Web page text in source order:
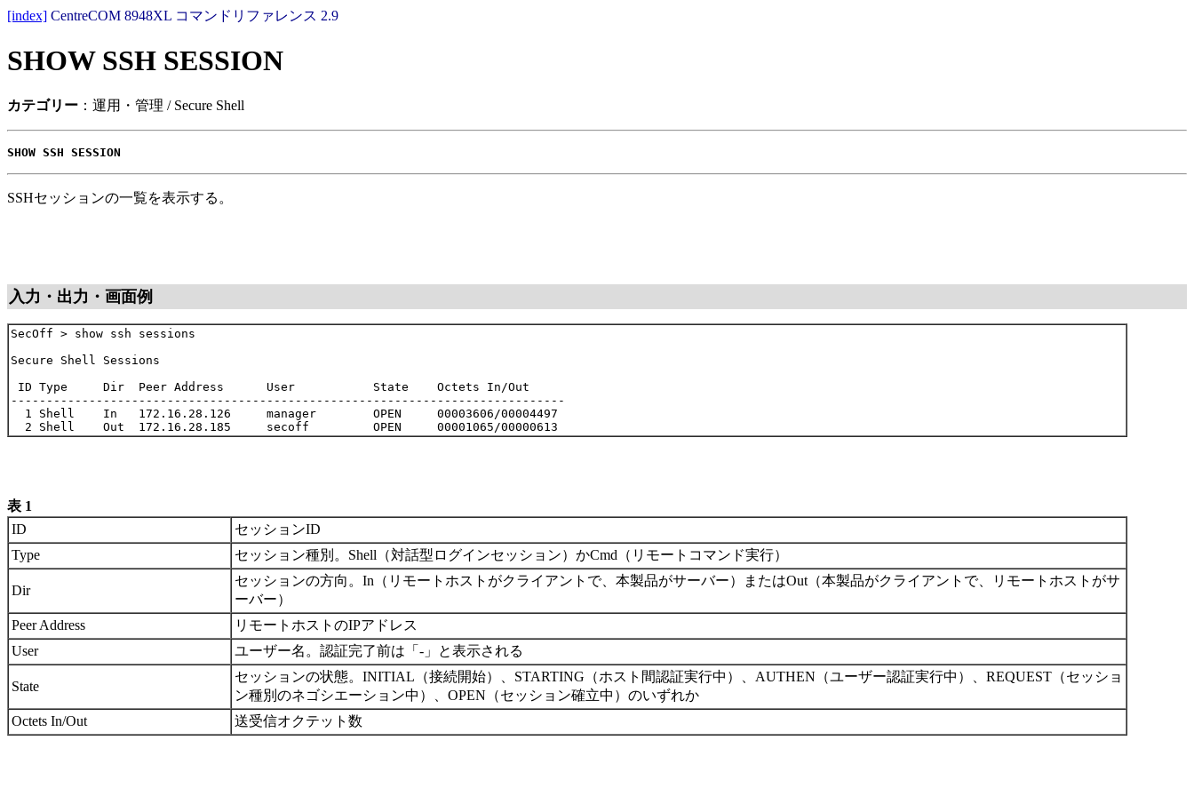
[index] CentreCOM 8948XL コマンドリファレンス 2.9
SHOW SSH SESSION
カテゴリー ：運用・管理 / Secure Shell
SHOW SSH SESSION
SSHセッションの一覧を表示する。
入力・出力・画面例
SecOff > show ssh sessions
Secure Shell Sessions
ID Type     Dir  Peer Address      User           State    Octets In/Out
------------------------------------------------------------------------------
  1 Shell    In   172.16.28.126     manager        OPEN     00003606/00004497
表 1
ID
セッションID
Type
セッション種別。Shell（対話型ログインセッション）かCmd（リモートコマンド実行）
Dir
セッションの方向。In（リモートホストがクライアントで、本製品がサーバー）またはOut（本製品がクライアントで、リモートホストがサ
ーバー）
Peer Address
リモートホストのIPアドレス
User
ユーザー名。認証完了前は「-」と表示される
State
セッションの状態。INITIAL（接続開始）、STARTING（ホスト間認証実行中）、AUTHEN（ユーザー認証実行中）、REQUEST（セッショ
ン種別のネゴシエーション中）、OPEN（セッション確立中）のいずれか
Octets In/Out
送受信オクテット数